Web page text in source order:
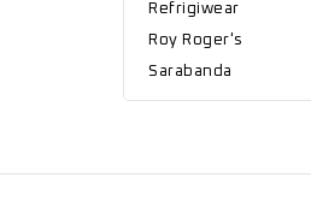
Refrigiwear
Roy Roger's
Sarabanda